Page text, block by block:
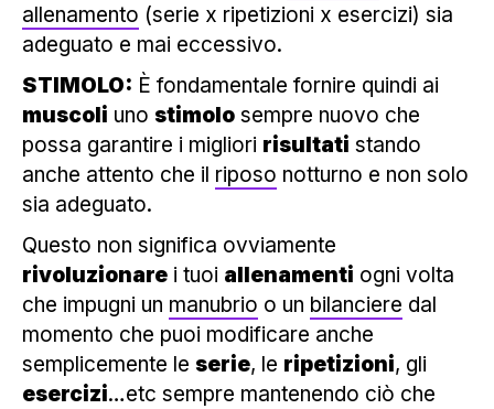
allenamento (serie x ripetizioni x esercizi) sia
adeguato e mai eccessivo.
STIMOLO: È fondamentale fornire quindi ai
muscoli uno stimolo sempre nuovo che
possa garantire i migliori risultati stando
anche attento che il riposo notturno e non solo
sia adeguato.
Questo non significa ovviamente
rivoluzionare i tuoi allenamenti ogni volta
che impugni un manubrio o un bilanciere dal
momento che puoi modificare anche
semplicemente le serie, le ripetizioni, gli
esercizi…etc sempre mantenendo ciò che